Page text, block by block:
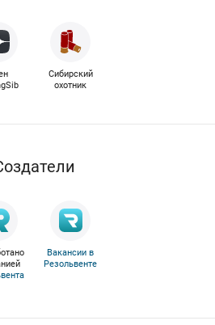
Сибирский
охотник
Вакансии в
Резольвенте